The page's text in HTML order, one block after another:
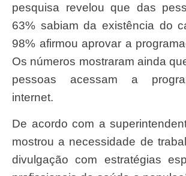
pesquisa revelou que das
63% sabiam da existência do
98% afirmou aprovar a
Os números mostraram ainda
pessoas acessam a
internet.
De acordo com a superintendente a pesquisa
mostrou a necessidade de
divulgação com estratégias